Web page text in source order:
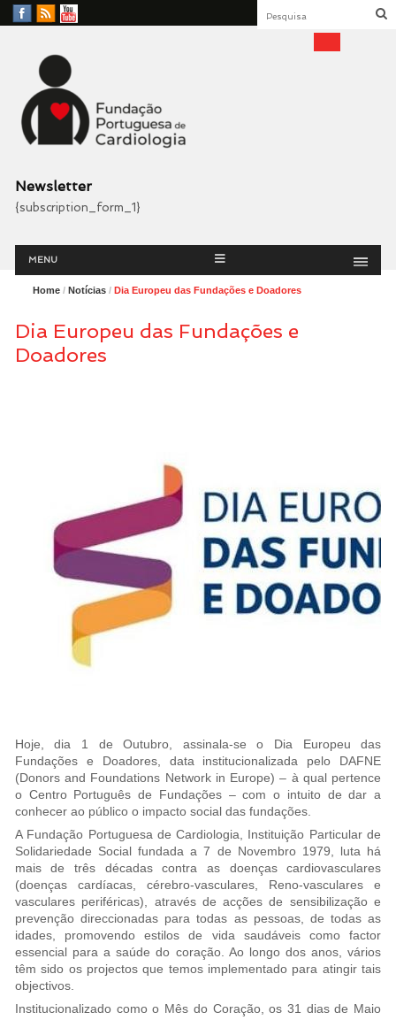
Facebook
RSS
YouTube
Fundação Portuguesa
Cardiologia
Newsletter
{subscription_form_1}
Menu
MENU
Home/ Notícias/ Dia Europeu das Fundações e Doadores
Dia Europeu das Fundações e
Doadores
Hoje, dia 1 de Outubro, assinala-se o Dia Europeu das
Fundações e Doadores, data institucionalizada pelo DAFNE
(Donors and Foundations Network in Europe) – à qual pertence
o Centro Português de Fundações – com o intuito de dar a
conhecer ao público o impacto social das fundações.
A Fundação Portuguesa de Cardiologia, Instituição Particular de
Solidariedade Social fundada a 7 de Novembro 1979, luta há
mais de três décadas contra as doenças cardiovasculares
(doenças cardíacas, cérebro-vasculares, Reno-vasculares e
vasculares periféricas), através de acções de sensibilização e
prevenção direccionadas para todas as pessoas, de todas as
idades, promovendo estilos de vida saudáveis como factor
essencial para a saúde do coração. Ao longo dos anos, vários
têm sido os projectos que temos implementado para atingir tais
objectivos.
Institucionalizado como o Mês do Coração, os 31 dias de Maio